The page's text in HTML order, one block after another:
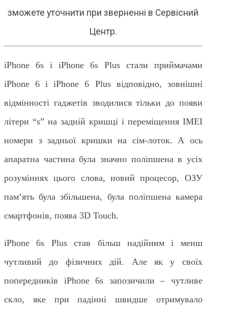
зможете уточнити при зверненні в Сервісний
Центр.
iPhone 6s і iPhone 6s Plus стали приймачами
iPhone 6 і iPhone 6 Plus відповідно, зовнішні
відмінності гаджетів зводилися тільки до появи
літери “s” на задній кришці і переміщення IMEI
номери з задньої кришки на сім-лоток. А ось
апаратна частина була значно поліпшена в усіх
розуміннях цього слова, новий процесор, ОЗУ
пам’ять була збільшена, була поліпшена камера
смартфонів, поява 3D Touch.
iPhone 6s Plus став більш надійним і менш
чутливий до фізичних дій. Але як у своїх
попередників iPhone 6s запозичили – чутливе
скло, яке при падінні швидше отримувало